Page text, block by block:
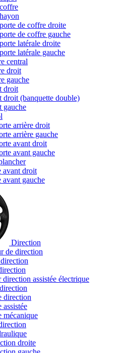
de coffre droite
de coffre gauche
latérale droite
latérale gauche
central
droit
gauche
droit
droit (banquette double)
gauche
arrière droit
arrière gauche
avant droit
avant gauche
avant droit
avant gauche
Direction
de direction
direction assistée électrique
direction
assistée
mécanique
droite